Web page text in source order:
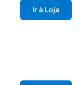
Ir à Loja